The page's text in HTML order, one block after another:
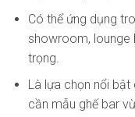
Có thể ứng dụng
showroom, lounge
trọng.
Là lựa chọn nổi bật
cần mẫu ghế bar